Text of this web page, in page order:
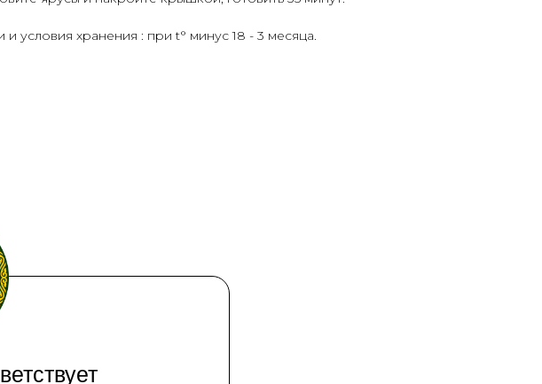
и условия хранения : при t° минус 18 - 3 месяца.